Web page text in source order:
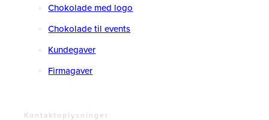
Chokolade med logo
Chokolade til events
Kundegaver
Firmagaver
Kontaktoplysninger